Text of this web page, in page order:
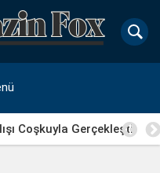
Coşkuyla Gerçekleşti